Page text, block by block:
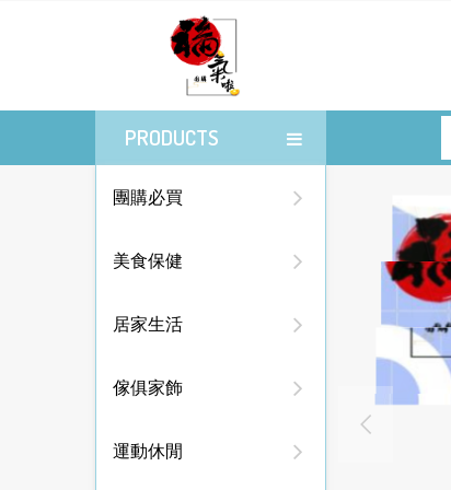
PRODUCTS
團購必買
美食保健
居家生活
傢俱家飾
運動休閒